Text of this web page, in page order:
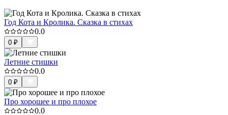
Год Кота и Кролика. Сказка в стихах
0.0
0 ₽
Летние стишки
0.0
0 ₽
Про хорошее и про плохое
0.0